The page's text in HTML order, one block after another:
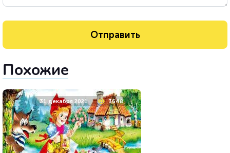
Похожие
31 декабря 2021 3648